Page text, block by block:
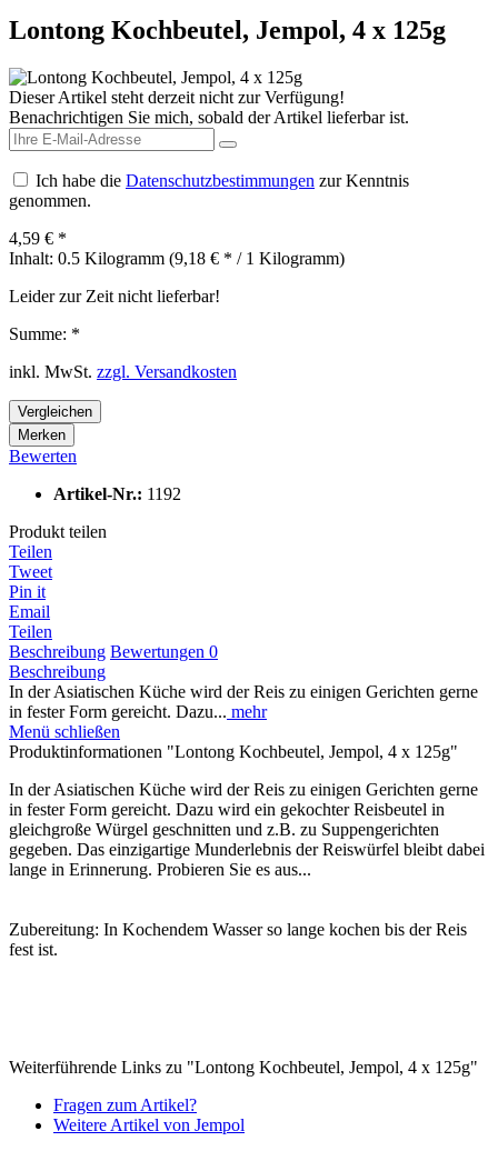
Lontong Kochbeutel, Jempol, 4 x 125g
Dieser Artikel steht derzeit nicht zur Verfügung!
Benachrichtigen Sie mich, sobald der Artikel lieferbar ist.
Ich habe die Datenschutzbestimmungen zur Kenntnis
genommen.
4,59 € *
Inhalt: 0.5 Kilogramm (9,18 € * / 1 Kilogramm)
Leider zur Zeit nicht lieferbar!
Summe: *
inkl. MwSt. zzgl. Versandkosten
Vergleichen
Merken
Bewerten
Artikel-Nr.: 1192
Produkt teilen
Teilen
Tweet
Pin it
Email
Teilen
Beschreibung Bewertungen 0
Beschreibung
In der Asiatischen Küche wird der Reis zu einigen Gerichten gerne
in fester Form gereicht. Dazu... mehr
Menü schließen
Produktinformationen "Lontong Kochbeutel, Jempol, 4 x 125g"
In der Asiatischen Küche wird der Reis zu einigen Gerichten gerne
in fester Form gereicht. Dazu wird ein gekochter Reisbeutel in
gleichgroße Würgel geschnitten und z.B. zu Suppengerichten
gegeben. Das einzigartige Munderlebnis der Reiswürfel bleibt dabei
lange in Erinnerung. Probieren Sie es aus...
Zubereitung: In Kochendem Wasser so lange kochen bis der Reis
fest ist.
Weiterführende Links zu "Lontong Kochbeutel, Jempol, 4 x 125g"
Fragen zum Artikel?
Weitere Artikel von Jempol